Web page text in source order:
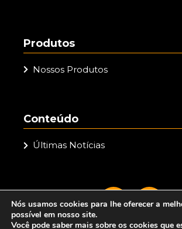
Produtos
Nossos Produtos
Conteúdo
Últimas Notícias
Nós usamos cookies para lhe oferecer a
possível em nosso site.
Você pode saber mais sobre os cookies que